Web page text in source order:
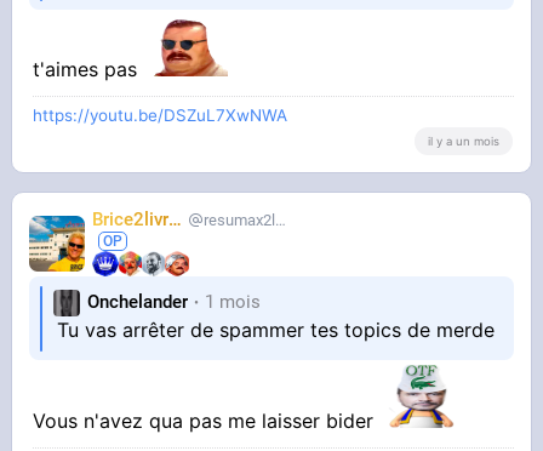
t'aimes pas
https://youtu.be/DSZuL7XwNWA
il y a un mois
Brice2livres resumax2livres
Onchelander 1 mois
Tu vas arrêter de spammer tes topics de merde
Vous n'avez qua pas me laisser bider